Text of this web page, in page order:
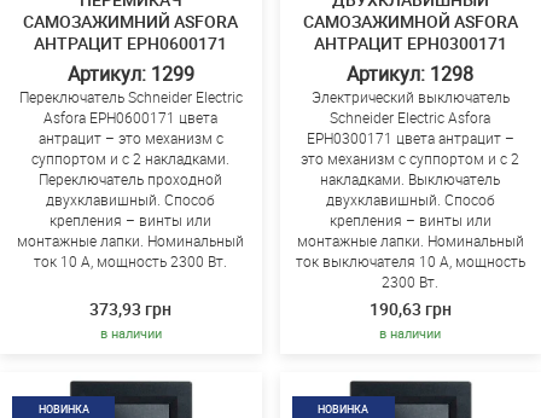
САМОЗАЖИМНИЙ ASFORA
АНТРАЦИТ EPH0600171
Артикул: 1299
Переключатель Schneider Electric
Asfora EPH0600171 цвета
антрацит – это механизм с
суппортом и с 2 накладками.
Переключатель проходной
двухклавишный. Способ
крепления – винты или
монтажные лапки. Номинальный
ток 10 A, мощность 2300 Вт.
373,93 грн
в наличии
САМОЗАЖИМНОЙ ASFORA
АНТРАЦИТ EPH0300171
Артикул: 1298
Электрический выключатель
Schneider Electric Asfora
EPH0300171 цвета антрацит –
это механизм с суппортом и с 2
накладками. Выключатель
двухклавишный. Способ
крепления – винты или
монтажные лапки. Номинальный
ток выключателя 10 A, мощность
2300 Вт.
190,63 грн
в наличии
НОВИНКА НОВИНКА